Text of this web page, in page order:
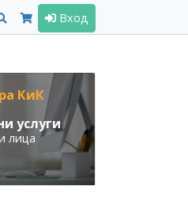
Вход
КиК
услуги
лица